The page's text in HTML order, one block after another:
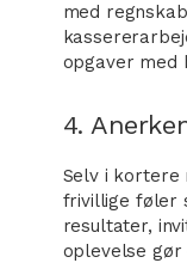
med
opgaver med
4.
Selv i kortere
frivillige føler
resultater,
oplevelse